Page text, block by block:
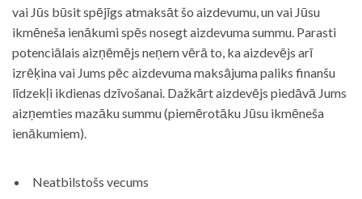
vai Jūs būsit spējīgs atmaksāt šo aizdevumu, un vai Jūsu
ikmēneša ienākumi spēs nosegt aizdevuma summu. Parasti
potenciālais aizņēmējs neņem vērā to, ka aizdevējs arī
izrēķina vai Jums pēc aizdevuma maksājuma paliks finanšu
līdzekļi ikdienas dzīvošanai. Dažkārt aizdevējs piedāvā Jums
aizņemties mazāku summu (piemērotāku Jūsu ikmēneša
ienākumiem).
Neatbilstošs vecums